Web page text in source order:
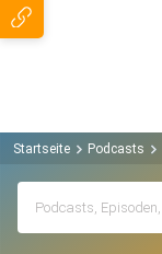
Startseite Podcasts